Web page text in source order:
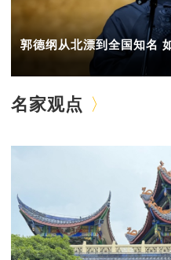
郭德纲从北漂到全国知名
名家观点